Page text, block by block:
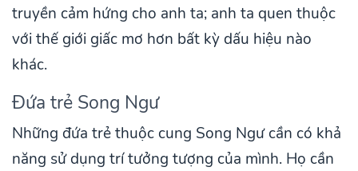
truyền cảm hứng cho anh ta; anh ta quen thuộc
với thế giới giấc mơ hơn bất kỳ dấu hiệu nào
khác.
Đứa trẻ Song Ngư
Những đứa trẻ thuộc cung Song Ngư cần có khả
năng sử dụng trí tưởng tượng của mình. Họ cần